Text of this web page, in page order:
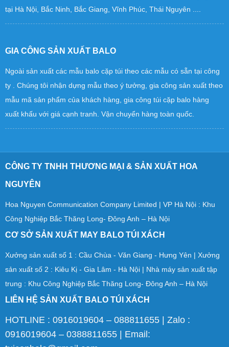
tại Hà Nội, Bắc Ninh, Bắc Giang, Vĩnh Phúc, Thái Nguyên ....
GIA CÔNG SẢN XUẤT BALO
Ngoài sản xuất các mẫu balo cặp túi theo các mẫu có sẵn tại công
ty . Chúng tôi nhận dựng mẫu theo ý tưởng, gia công sản xuất theo
mẫu mã sản phẩm của khách hàng, gia công túi cặp balo hàng
xuất khấu với giá cạnh tranh. Vận chuyển hàng toàn quốc.
CÔNG TY TNHH THƯƠNG MẠI & SẢN XUẤT HOA
NGUYÊN
Hoa Nguyen Communication Company Limited | VP Hà Nội : Khu
Công Nghiệp Bắc Thăng Long- Đông Anh – Hà Nội
CƠ SỞ SẢN XUẤT MAY BALO TÚI XÁCH
Xưởng sản xuất số 1 : Cầu Chùa - Văn Giang - Hưng Yên | Xưởng
sản xuất số 2 : Kiêu Kị - Gia Lâm - Hà Nội | Nhà máy sản xuất tập
trung : Khu Công Nghiệp Bắc Thăng Long- Đông Anh – Hà Nội
LIÊN HỆ SẢN XUẤT BALO TÚI XÁCH
HOTLINE : 0916019604 – 088811655 | Zalo :
0916019604 – 0388811655 | Email: